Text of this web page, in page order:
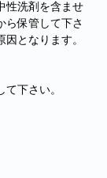
性洗剤を含ませ
ら保管して下さ
となります。
下さい。
いますが、2024
きます。年内出
より開始いたしま
わせ等に関しま
。お客様にはご不